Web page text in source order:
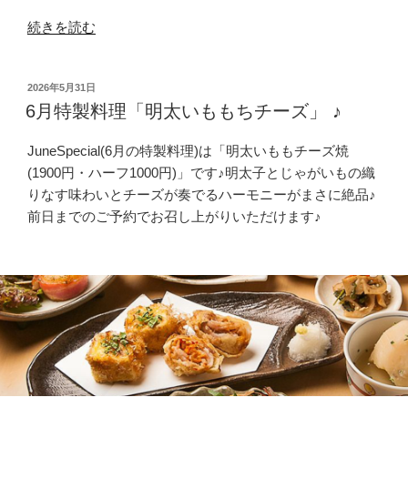
老
ょ
う
(1800
円)」
♪”
“7
製
料
「油
淋
豚
(ゆ
ん
と
ん)」
♪”
の
続きを読む
投
稿
日:
2026年5月31日
6月特製料理「明太いももちチーズ」 ♪
JuneSpecial(6月の特製料理)は「明太いももチーズ焼
(1900円・ハーフ1000円)」です♪明太子とじゃがいもの織
りなす味わいとチーズが奏でるハーモニーがまさに絶品♪
前日までのご予約でお召し上がりいただけます♪